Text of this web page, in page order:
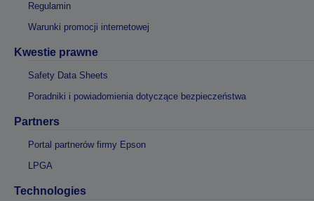
Regulamin
Warunki promocji internetowej
Kwestie prawne
Safety Data Sheets
Poradniki i powiadomienia dotyczące bezpieczeństwa
Partners
Portal partnerów firmy Epson
LPGA
Technologies